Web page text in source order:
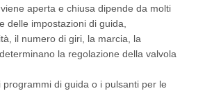
aperta e chiusa dipende da molti
delle impostazioni di guida,
il numero di giri, la marcia, la
la regolazione della valvola
di guida o i pulsanti per le